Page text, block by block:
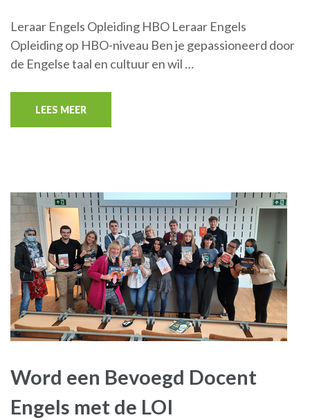
Leraar Engels Opleiding HBO Leraar Engels
Opleiding op HBO-niveau Ben je gepassioneerd door
de Engelse taal en cultuur en wil …
LEES MEER
Word een Bevoegd Docent
Engels met de LOI